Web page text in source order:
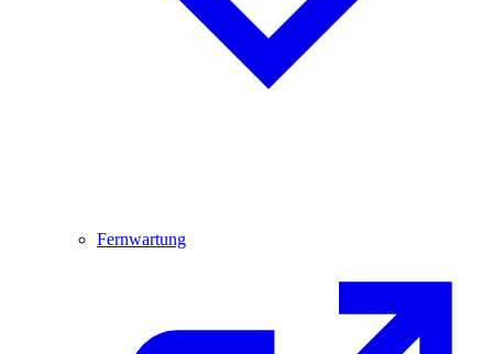
Fernwartung